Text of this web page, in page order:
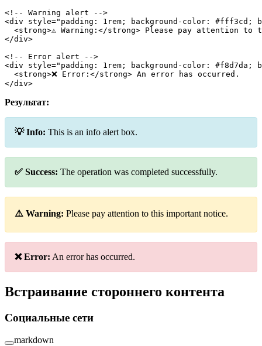
<!-- Warning alert -->
<div style="padding: 1rem; background-color:
  <
strong>⚠️ Warning:</strong> Please pay attention to
</div>
<!-- Error alert -->
<div style="padding: 1rem; background-color:
  <
strong>❌ Error:</strong> An error has occurred.
</div>
Результат:
💡 Info: This is an info alert box.
✅ Success: The operation was completed successfully.
⚠️ Warning: Please pay attention to this important notice.
❌ Error: An error has occurred.
Встраивание стороннего контента
Социальные сети
markdown